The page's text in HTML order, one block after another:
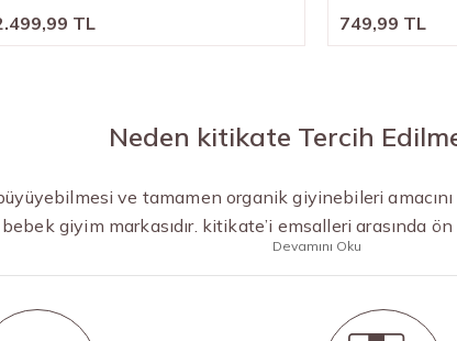
TL 749,99 TL
Neden kitikate Tercih
ve tamamen organik giyinebileri
giyim markasıdır. kitikate’i emsalleri arasında
Devamını Oku